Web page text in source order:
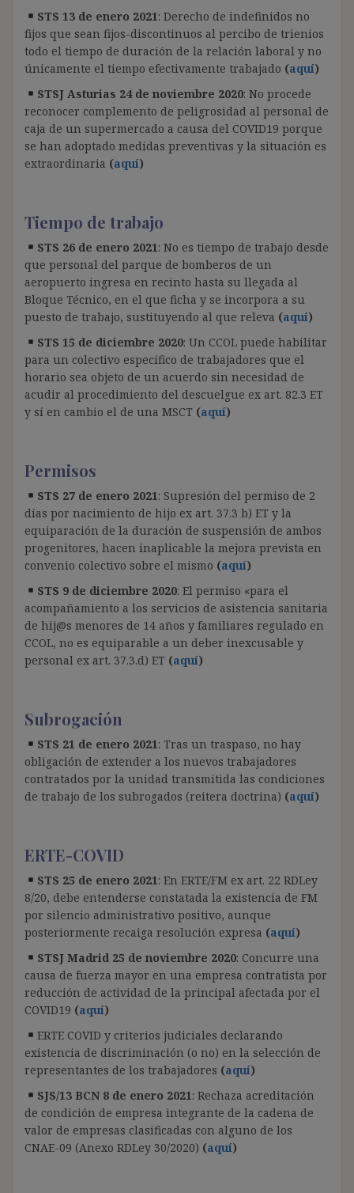
STS 13 de enero 2021: Derecho de indefinidos no
fijos que sean fijos-discontinuos al percibo de trienios
todo el tiempo de duración de la relación laboral y no
únicamente el tiempo efectivamente trabajado (aquí)
STSJ Asturias 24 de noviembre 2020: No procede
reconocer complemento de peligrosidad al personal de
caja de un supermercado a causa del COVID19 porque
se han adoptado medidas preventivas y la situación es
extraordinaria (aquí)
Tiempo de trabajo
STS 26 de enero 2021: No es tiempo de trabajo desde
que personal del parque de bomberos de un
aeropuerto ingresa en recinto hasta su llegada al
Bloque Técnico, en el que ficha y se incorpora a su
puesto de trabajo, sustituyendo al que releva (aquí)
STS 15 de diciembre 2020: Un CCOL puede habilitar
para un colectivo específico de trabajadores que el
horario sea objeto de un acuerdo sin necesidad de
acudir al procedimiento del descuelgue ex art. 82.3 ET
y sí en cambio el de una MSCT (aquí)
Permisos
STS 27 de enero 2021: Supresión del permiso de 2
días por nacimiento de hijo ex art. 37.3 b) ET y la
equiparación de la duración de suspensión de ambos
progenitores, hacen inaplicable la mejora prevista en
convenio colectivo sobre el mismo (aquí)
STS 9 de diciembre 2020: El permiso «para el
acompañamiento a los servicios de asistencia sanitaria
de hij@s menores de 14 años y familiares regulado en
CCOL, no es equiparable a un deber inexcusable y
personal ex art. 37.3.d) ET (aquí)
Subrogación
STS 21 de enero 2021: Tras un traspaso, no hay
obligación de extender a los nuevos trabajadores
contratados por la unidad transmitida las condiciones
de trabajo de los subrogados (reitera doctrina) (aquí)
ERTE-COVID
STS 25 de enero 2021: En ERTE/FM ex art. 22 RDLey
8/20, debe entenderse constatada la existencia de FM
por silencio administrativo positivo, aunque
posteriormente recaiga resolución expresa (aquí)
STSJ Madrid 25 de noviembre 2020: Concurre una
causa de fuerza mayor en una empresa contratista por
reducción de actividad de la principal afectada por el
COVID19 (aquí)
ERTE COVID y criterios judiciales declarando
existencia de discriminación (o no) en la selección de
representantes de los trabajadores (aquí)
SJS/13 BCN 8 de enero 2021: Rechaza acreditación
de condición de empresa integrante de la cadena de
valor de empresas clasificadas con alguno de los
CNAE-09 (Anexo RDLey 30/2020) (aquí)